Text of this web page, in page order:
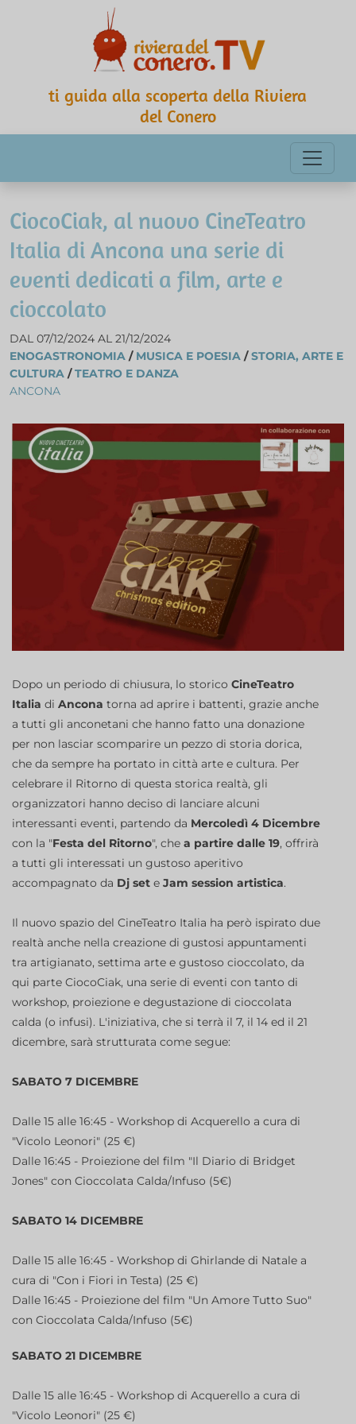
ti guida alla scoperta della Riviera
del Conero
CiocoCiak, al nuovo CineTeatro
Italia di Ancona una serie di
eventi dedicati a film, arte e
cioccolato
DAL 07/12/2024 AL 21/12/2024
ENOGASTRONOMIA / MUSICA E POESIA /STORIA, ARTE E
CULTURA /TEATRO E DANZA
ANCONA
Dopo un periodo di chiusura, lo storico CineTeatro
Italia di Ancona torna ad aprire i battenti, grazie anche
a tutti gli anconetani che hanno fatto una donazione
per non lasciar scomparire un pezzo di storia dorica,
che da sempre ha portato in città arte e cultura. Per
celebrare il Ritorno di questa storica realtà, gli
organizzatori hanno deciso di lanciare alcuni
interessanti eventi, partendo da Mercoledì 4 Dicembre
con la "Festa del Ritorno", che a partire dalle 19, offrirà
a tutti gli interessati un gustoso aperitivo
accompagnato da Dj set e Jam session artistica.
Il nuovo spazio del CineTeatro Italia ha però ispirato due
realtà anche nella creazione di gustosi appuntamenti
tra artigianato, settima arte e gustoso cioccolato, da
qui parte CiocoCiak, una serie di eventi con tanto di
workshop, proiezione e degustazione di cioccolata
calda (o infusi). L'iniziativa, che si terrà il 7, il 14 ed il 21
dicembre, sarà strutturata come segue:
SABATO 7 DICEMBRE
Dalle 15 alle 16:45 - Workshop di Acquerello a cura di
"Vicolo Leonori" (25 €)
Dalle 16:45 - Proiezione del film "Il Diario di Bridget
Jones" con Cioccolata Calda/Infuso (5€)
SABATO 14 DICEMBRE
Dalle 15 alle 16:45 - Workshop di Ghirlande di Natale a
cura di "Con i Fiori in Testa) (25 €)
Dalle 16:45 - Proiezione del film "Un Amore Tutto Suo"
con Cioccolata Calda/Infuso (5€)
SABATO 21 DICEMBRE
Dalle 15 alle 16:45 - Workshop di Acquerello a cura di
"Vicolo Leonori" (25 €)